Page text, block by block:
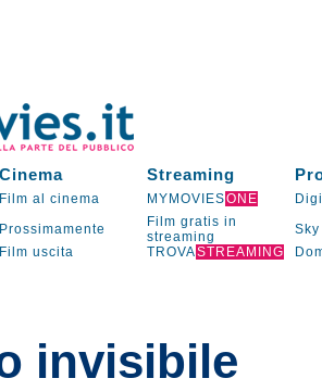
Cinema Streaming
Film al cinema MYMOVIESONE
Prossimamente
Film gratis in
streaming
Sky
Film uscita TROVASTREAMING
invisibile